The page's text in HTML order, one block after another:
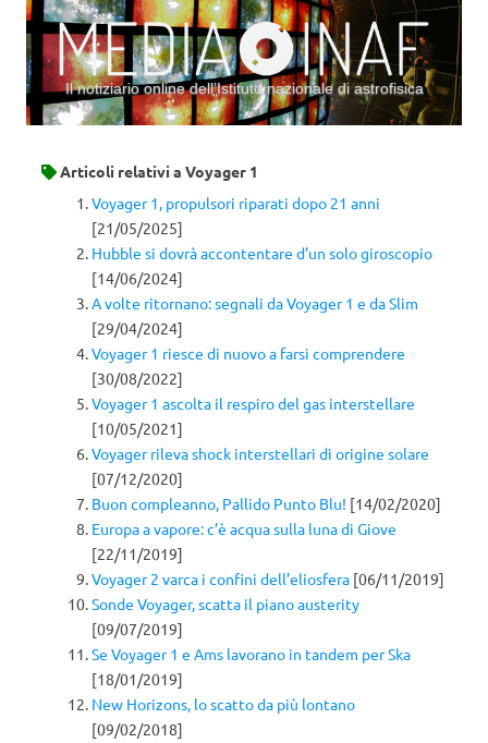
Il notiziario online dell’Istituto nazionale di astrofisica
Articoli relativi a Voyager 1
Voyager 1, propulsori riparati dopo 21 anni
[21/05/2025]
Hubble si dovrà accontentare d’un solo giroscopio
[14/06/2024]
A volte ritornano: segnali da Voyager 1 e da Slim
[29/04/2024]
Voyager 1 riesce di nuovo a farsi comprendere
[30/08/2022]
Voyager 1 ascolta il respiro del gas interstellare
[10/05/2021]
Voyager rileva shock interstellari di origine solare
[07/12/2020]
Buon compleanno, Pallido Punto Blu! [14/02/2020]
Europa a vapore: c’è acqua sulla luna di Giove
[22/11/2019]
Voyager 2 varca i confini dell’eliosfera [06/11/2019]
Sonde Voyager, scatta il piano austerity
[09/07/2019]
Se Voyager 1 e Ams lavorano in tandem per Ska
[18/01/2019]
New Horizons, lo scatto da più lontano
[09/02/2018]